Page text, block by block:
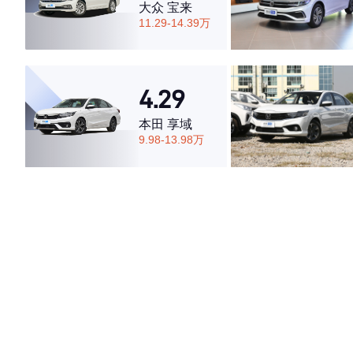
大众 宝来
11.29-14.39万
4.29
本田 享域
9.98-13.98万